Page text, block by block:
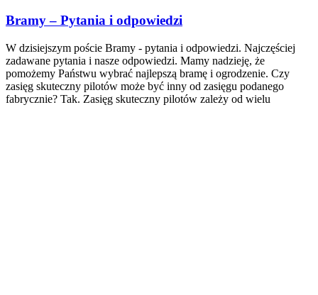
Bramy – Pytania i odpowiedzi
W dzisiejszym poście Bramy - pytania i odpowiedzi. Najczęściej
zadawane pytania i nasze odpowiedzi. Mamy nadzieję, że
pomożemy Państwu wybrać najlepszą bramę i ogrodzenie. Czy
zasięg skuteczny pilotów może być inny od zasięgu podanego
fabrycznie? Tak. Zasięg skuteczny pilotów zależy od wielu